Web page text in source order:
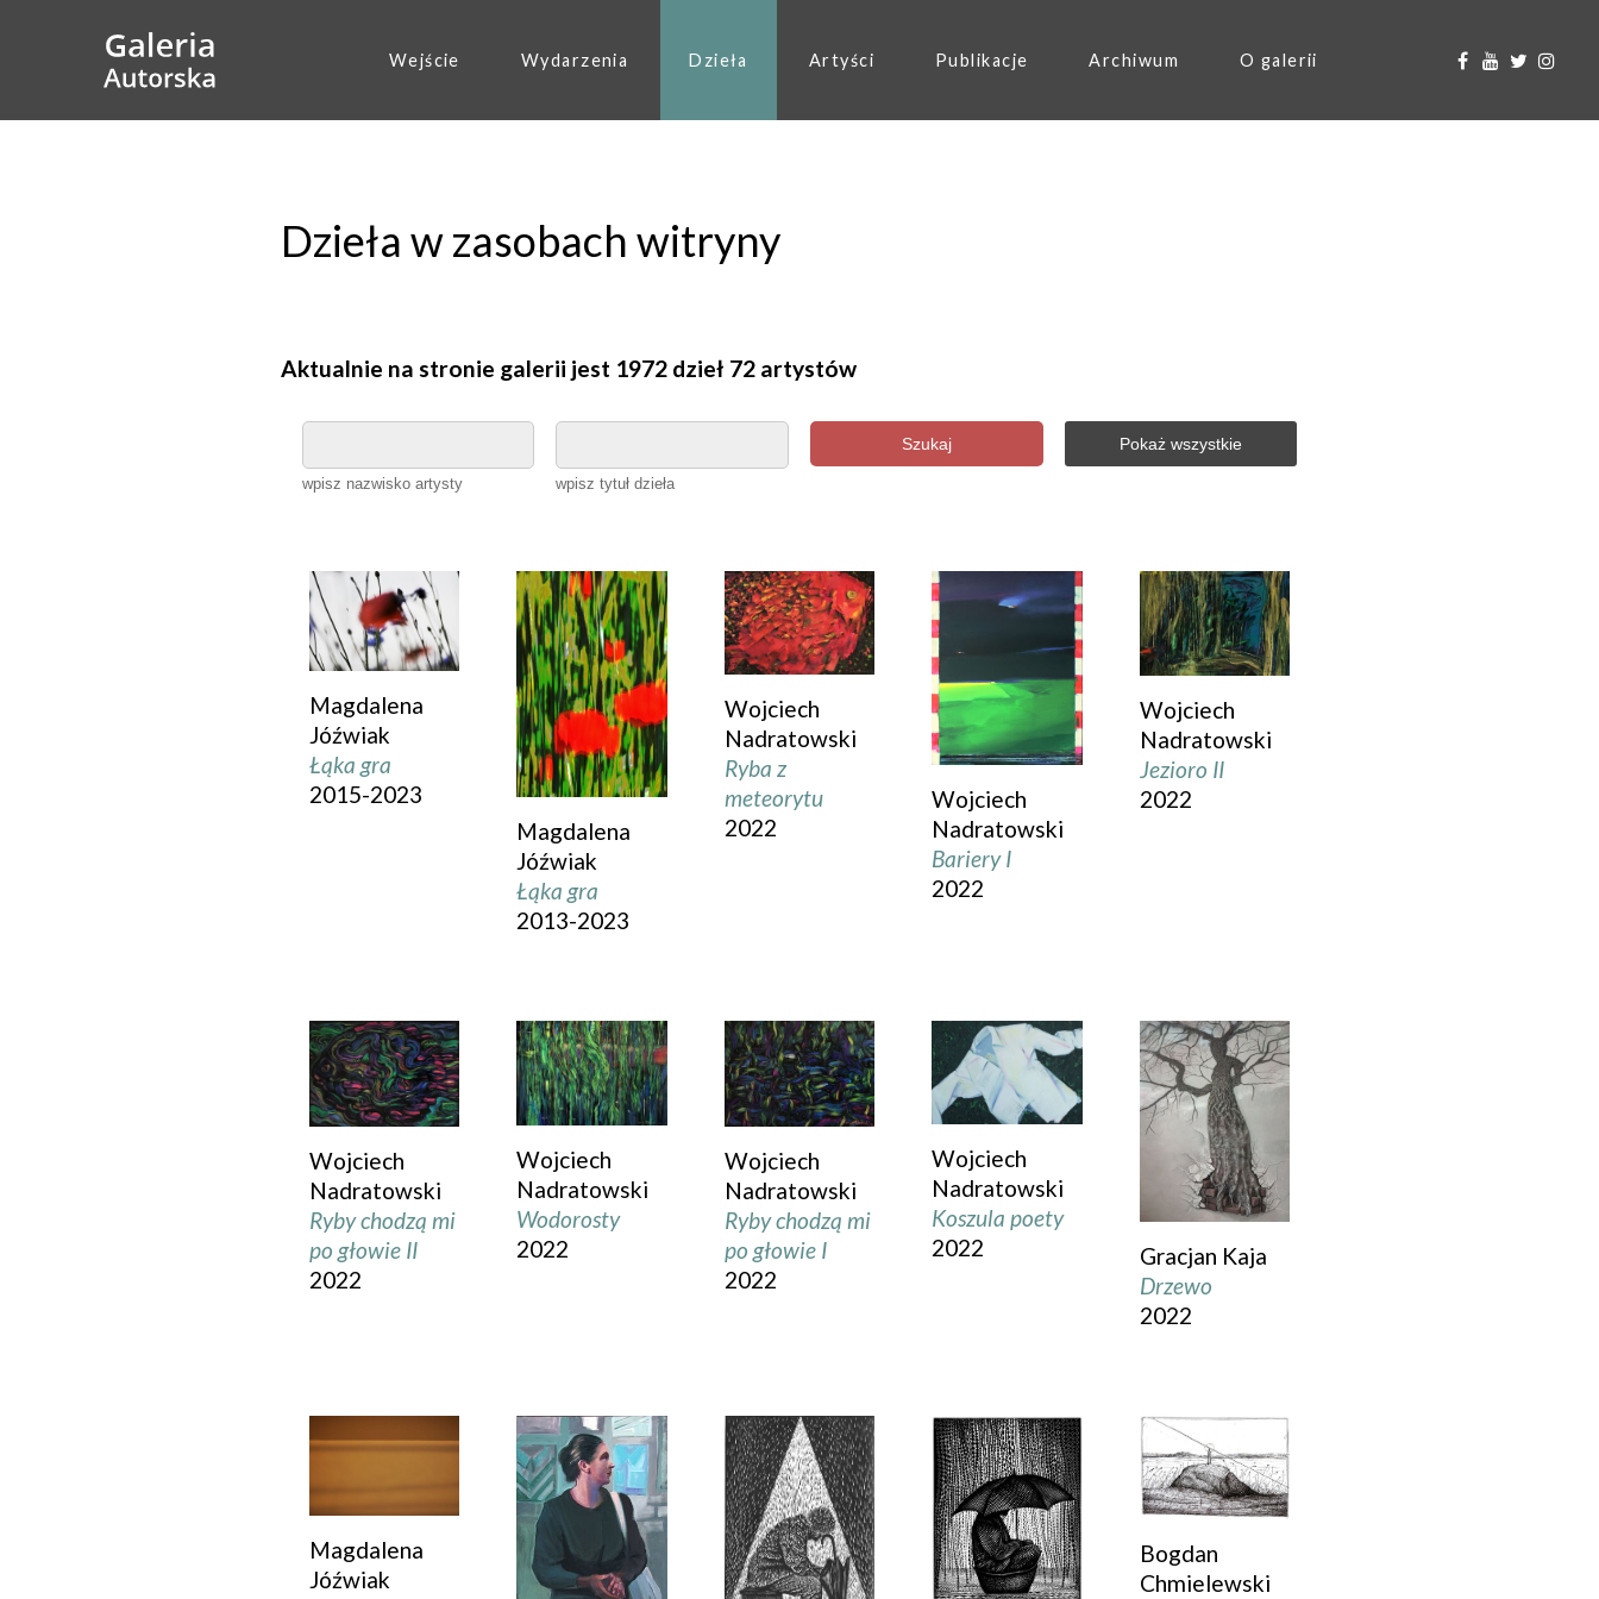
Wejście Wydarzenia Dzieła Artyści Publikacje Archiwum O galerii
Dzieła w zasobach witryny
Aktualnie na stronie galerii jest 1972 dzieł 72 artystów
wpisz nazwisko artysty wpisz tytuł dzieła
Szukaj Pokaż wszystkie
Magdalena
Jóźwiak
Łąka gra
2015-2023
Magdalena
Jóźwiak
Łąka gra
2013-2023
Wojciech
Nadratowski
Ryba z
meteorytu
2022
Wojciech
Nadratowski
Bariery I
2022
Wojciech
Nadratowski
Jezioro II
2022
Wojciech
Nadratowski
Ryby chodzą mi
po głowie II
2022
Wojciech
Nadratowski
Wodorosty
2022
Wojciech
Nadratowski
Ryby chodzą mi
po głowie I
2022
Wojciech
Nadratowski
Koszula poety
2022
Gracjan Kaja
Drzewo
2022
Magdalena
Jóźwiak
Bogdan
Chmielewski